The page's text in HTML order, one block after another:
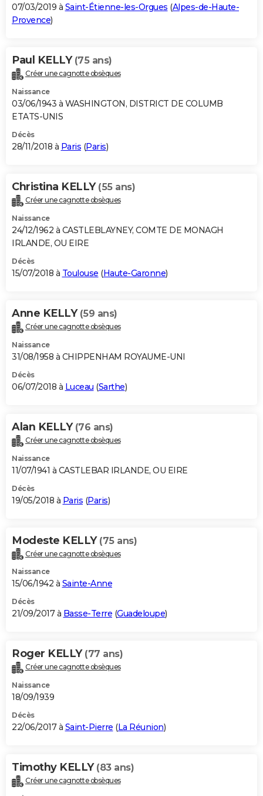
07/03/2019 à Saint-Étienne-les-Orgues (Alpes-de-Haute-
Provence)
Paul KELLY (75 ans)
Créer une cagnotte obsèques
Naissance
03/06/1943 à WASHINGTON, DISTRICT DE COLUMB
ETATS-UNIS
Décès
28/11/2018 à Paris (Paris)
Christina KELLY (55 ans)
Créer une cagnotte obsèques
Naissance
24/12/1962 à CASTLEBLAYNEY, COMTE DE MONAGH
IRLANDE, OU EIRE
Décès
15/07/2018 à Toulouse (Haute-Garonne)
Anne KELLY (59 ans)
Créer une cagnotte obsèques
Naissance
31/08/1958 à CHIPPENHAM ROYAUME-UNI
Décès
06/07/2018 à Luceau (Sarthe)
Alan KELLY (76 ans)
Créer une cagnotte obsèques
Naissance
11/07/1941 à CASTLEBAR IRLANDE, OU EIRE
Décès
19/05/2018 à Paris (Paris)
Modeste KELLY (75 ans)
Créer une cagnotte obsèques
Naissance
15/06/1942 à Sainte-Anne
Décès
21/09/2017 à Basse-Terre (Guadeloupe)
Roger KELLY (77 ans)
Créer une cagnotte obsèques
Naissance
18/09/1939
Décès
22/06/2017 à Saint-Pierre (La Réunion)
Timothy KELLY (83 ans)
Créer une cagnotte obsèques